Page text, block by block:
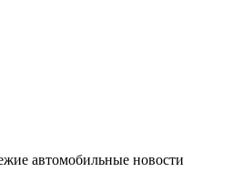
автомобильные новости